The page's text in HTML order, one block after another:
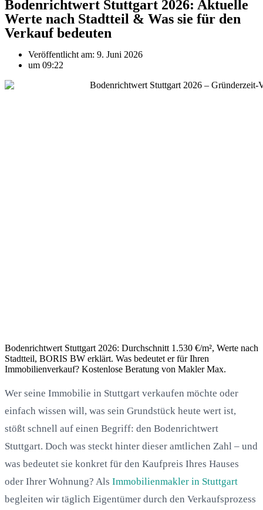
Bodenrichtwert Stuttgart 2026: Aktuelle
Werte nach Stadtteil & Was sie für den
Verkauf bedeuten
Veröffentlicht am: 9. Juni 2026
um 09:22
Bodenrichtwert Stuttgart 2026: Durchschnitt 1.530 €/m², Werte nach
Stadtteil, BORIS BW erklärt. Was bedeutet er für Ihren
Immobilienverkauf? Kostenlose Beratung von Makler Max.
Wer seine Immobilie in Stuttgart verkaufen möchte oder
einfach wissen will, was sein Grundstück heute wert ist,
stößt schnell auf einen Begriff: den Bodenrichtwert
Stuttgart. Doch was steckt hinter dieser amtlichen Zahl – und
was bedeutet sie konkret für den Kaufpreis Ihres Hauses
oder Ihrer Wohnung? Als Immobilienmakler in Stuttgart
begleiten wir täglich Eigentümer durch den Verkaufsprozess